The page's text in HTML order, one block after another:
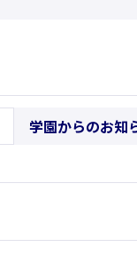
学園からのお知